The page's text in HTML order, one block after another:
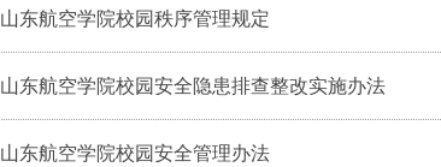
山东航空学院校园秩序管理规定
山东航空学院校园安全隐患排查整改实施办法
山东航空学院校园安全管理办法